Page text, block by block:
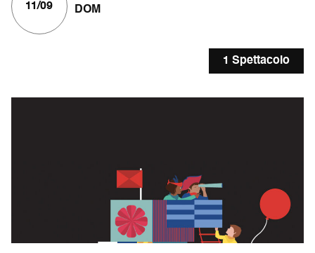
11/09 DOM
1 Spettacolo